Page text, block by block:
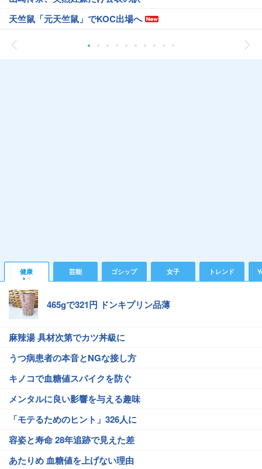
天竺鼠「元天竺鼠」でKOC出場へ
健康 芸能 ゴシップ 女子 トレンド
465gで321円 ドンキプリン品薄
麻辣湯 具材次第でカツ丼級に
うつ病患者の本音とNGな接し方
キノコで血糖値スパイクを防ぐ
メンタルに良い影響を与える趣味
「モテるためのヒント」326人に
容姿と寿命 28年追跡で見えた差
あたりめ 血糖値を上げない理由